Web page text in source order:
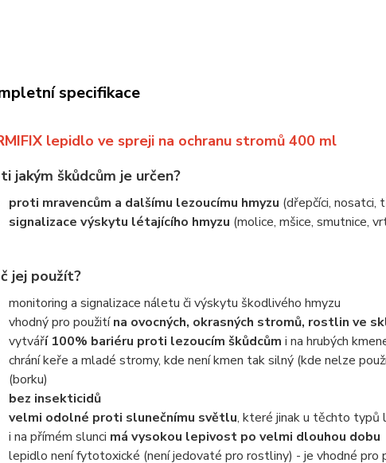
specifikace
lepidlo ve spreji na ochranu stromů 400 ml
jakým škůdcům je určen?
proti mravencům a dalšímu lezoucímu hmyzu (dřepčíci, nosatci,
signalizace výskytu létajícího hmyzu (molice, mšice, smutnice,
jej použít?
monitoring a signalizace náletu či výskytu škodlivého hmyzu
vhodný pro použitína ovocných, okrasných stromů, rostlin ve
vytváří 100% bariéru proti lezoucím škůdcům i na hrubých
chrání keře a mladé stromy, kde není kmen tak silný (kde nelze
(borku)
bez insekticidů
velmi odolné proti slunečnímu světlu, které jinak u těchto typů
i na přímém slunci má vysokou lepivost po velmi dlouhou dobu
lepidlo není fytotoxické (není jedovaté pro rostliny) - je vhodné pro